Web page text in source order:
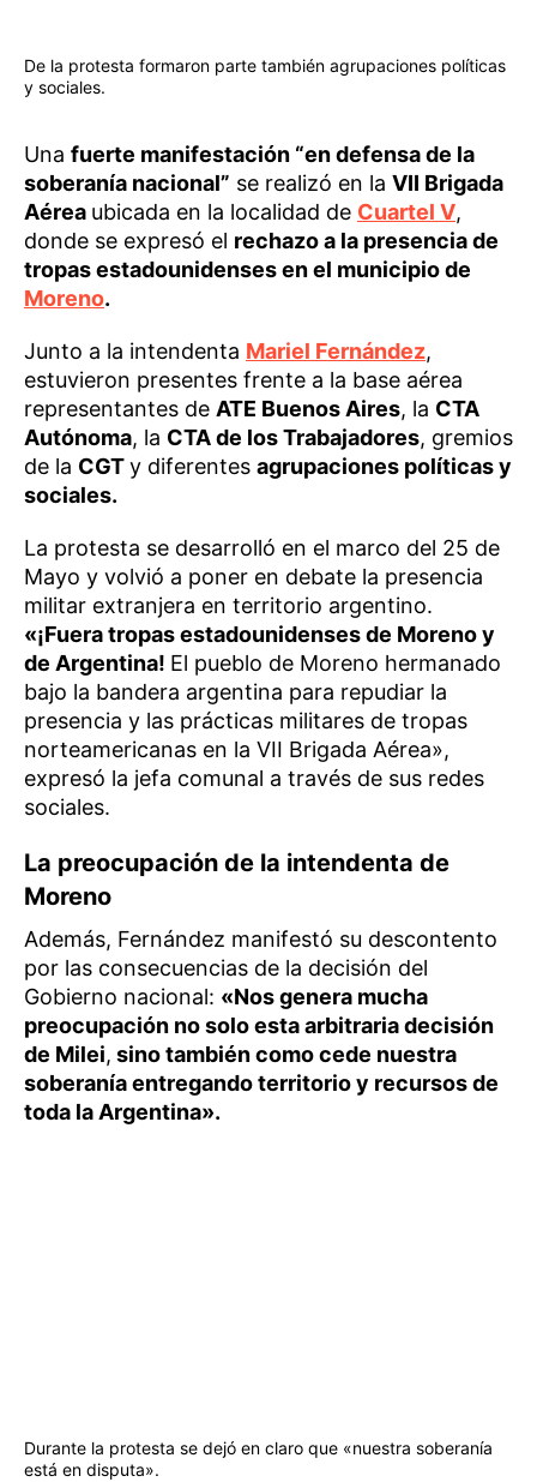
De la protesta formaron parte también agrupaciones políticas
y sociales.
Una fuerte manifestación “en defensa de la
soberanía nacional” se realizó en la VII Brigada
Aérea ubicada en la localidad de Cuartel V,
donde se expresó el rechazo a la presencia de
tropas estadounidenses en el municipio de
Moreno.
Junto a la intendenta Mariel Fernández,
estuvieron presentes frente a la base aérea
representantes de ATE Buenos Aires, la CTA
Autónoma, la CTA de los Trabajadores, gremios
de la CGTy diferentes agrupaciones políticas y
sociales.
La protesta se desarrolló en el marco del 25 de
Mayo y volvió a poner en debate la presencia
militar extranjera en territorio argentino.
«¡Fuera tropas estadounidenses de Moreno y
de Argentina! El pueblo de Moreno hermanado
bajo la bandera argentina para repudiar la
presencia y las prácticas militares de tropas
norteamericanas en la VII Brigada Aérea»,
expresó la jefa comunal a través de sus redes
sociales.
La preocupación de la intendenta de
Moreno
Además, Fernández manifestó su descontento
por las consecuencias de la decisión del
Gobierno nacional: «Nos genera mucha
preocupación no solo esta arbitraria decisión
de Milei, sino también como cede nuestra
soberanía entregando territorio y recursos de
toda la Argentina».
Durante la protesta se dejó en claro que «nuestra soberanía
está en disputa».